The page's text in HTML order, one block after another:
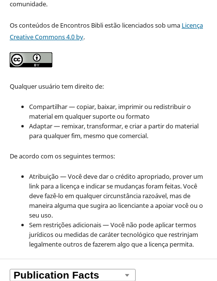
comunidade.
Os conteúdos de Encontros Bibli estão licenciados sob uma Licença
Creative Commons 4.0 by.
Qualquer usuário tem direito de:
Compartilhar — copiar, baixar, imprimir ou redistribuir o
material em qualquer suporte ou formato
Adaptar — remixar, transformar, e criar a partir do material
para qualquer fim, mesmo que comercial.
De acordo com os seguintes termos:
Atribuição — Você deve dar o crédito apropriado, prover um
link para a licença e indicar se mudanças foram feitas. Você
deve fazê-lo em qualquer circunstância razoável, mas de
maneira alguma que sugira ao licenciante a apoiar você ou o
seu uso.
Sem restrições adicionais — Você não pode aplicar termos
jurídicos ou medidas de caráter tecnológico que restrinjam
legalmente outros de fazerem algo que a licença permita.